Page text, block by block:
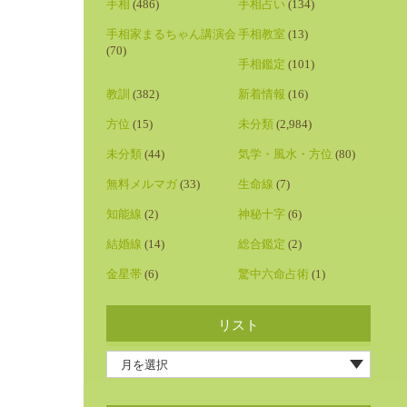
手相 (486) 手相占い (134)
手相家まるちゃん講演会
(70)
手相教室 (13)
手相鑑定 (101)
教訓 (382) 新着情報 (16)
方位 (15) 未分類 (2,984)
未分類 (44) 気学・風水・方位 (80)
無料メルマガ (33) 生命線 (7)
知能線 (2) 神秘十字 (6)
結婚線 (14) 総合鑑定 (2)
金星帯 (6) 驚中六命占術 (1)
リスト